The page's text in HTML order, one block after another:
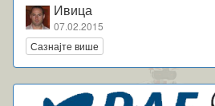
Ивица
07.02.2015
Сазнајте више